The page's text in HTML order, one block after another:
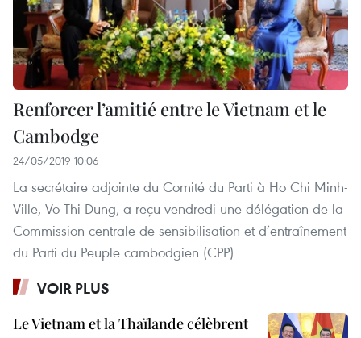
Renforcer l’amitié entre le Vietnam et le
Cambodge
24/05/2019 10:06
La secrétaire adjointe du Comité du Parti à Ho Chi Minh-
Ville, Vo Thi Dung, a reçu vendredi une délégation de la
Commission centrale de sensibilisation et d’entraînement
du Parti du Peuple cambodgien (CPP)
VOIR PLUS
Le Vietnam et la Thaïlande célèbrent